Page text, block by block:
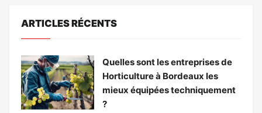
ARTICLES RÉCENTS
Quelles sont les entreprises de
Horticulture à Bordeaux les
mieux équipées techniquement
?